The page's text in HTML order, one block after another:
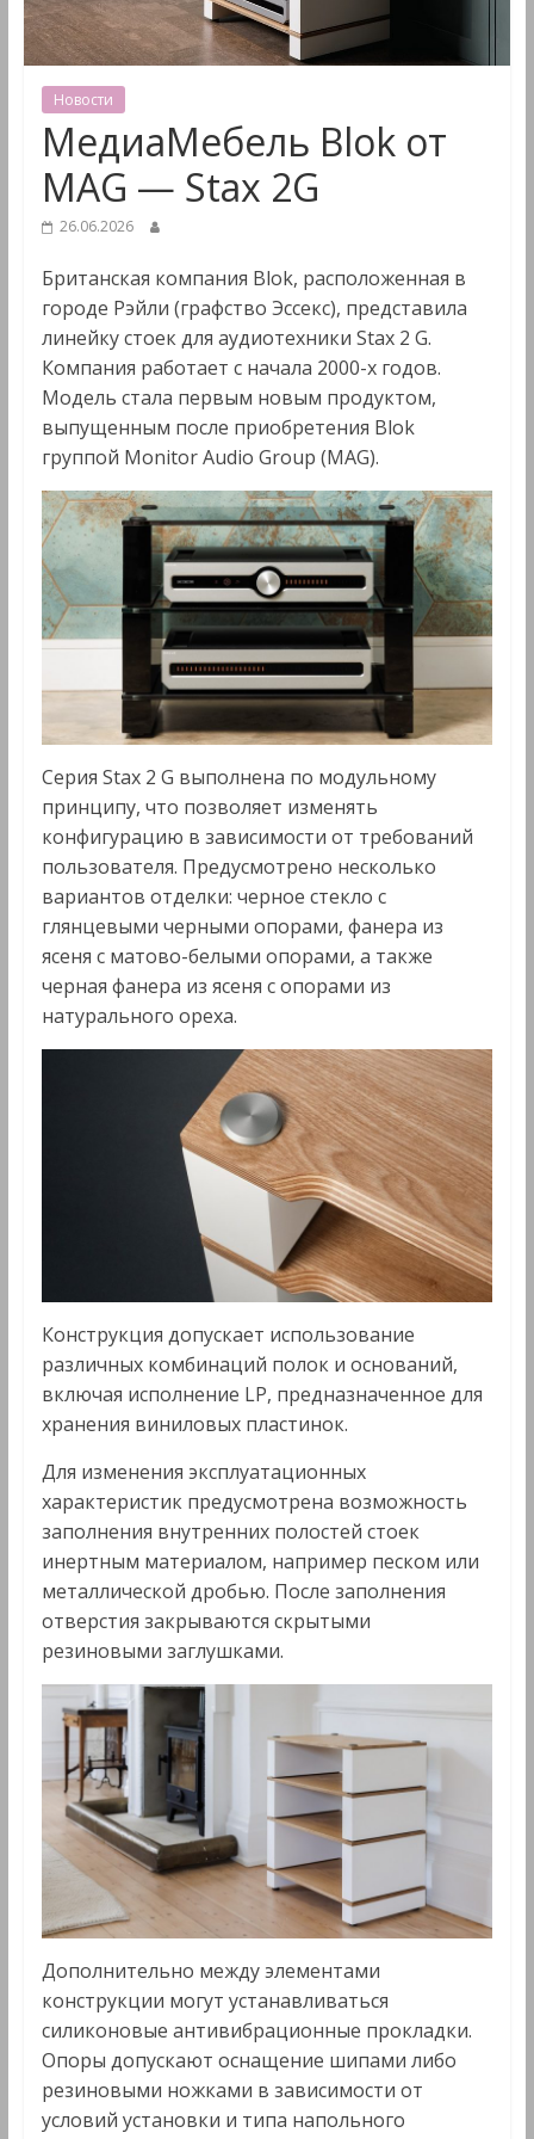
&
Мультимедиа
Новости
МедиаМебель Blok от
MAG — Stax 2G
26.06.2026
Британская компания Blok, расположенная в
городе Рэйли (графство Эссекс), представила
линейку стоек для аудиотехники Stax 2 G.
Компания работает с начала 2000-х годов.
Модель стала первым новым продуктом,
выпущенным после приобретения Blok
группой Monitor Audio Group (MAG).
Серия Stax 2 G выполнена по модульному
принципу, что позволяет изменять
конфигурацию в зависимости от требований
пользователя. Предусмотрено несколько
вариантов отделки: черное стекло с
глянцевыми черными опорами, фанера из
ясеня с матово-белыми опорами, а также
черная фанера из ясеня с опорами из
натурального ореха.
Конструкция допускает использование
различных комбинаций полок и оснований,
включая исполнение LP, предназначенное для
хранения виниловых пластинок.
Для изменения эксплуатационных
характеристик предусмотрена возможность
заполнения внутренних полостей стоек
инертным материалом, например песком или
металлической дробью. После заполнения
отверстия закрываются скрытыми
резиновыми заглушками.
Дополнительно между элементами
конструкции могут устанавливаться
силиконовые антивибрационные прокладки.
Опоры допускают оснащение шипами либо
резиновыми ножками в зависимости от
условий установки и типа напольного